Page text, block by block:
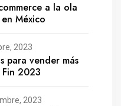
a la ola
México
2023
para vender más
Fin 2023
2023